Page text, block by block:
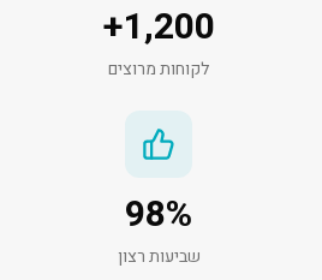
1,200
+
לקוחות מרוצים
98%
שביעות רצון